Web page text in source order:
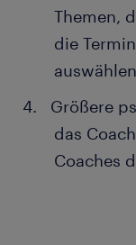
Themen,
die
Größere
das
Coaches